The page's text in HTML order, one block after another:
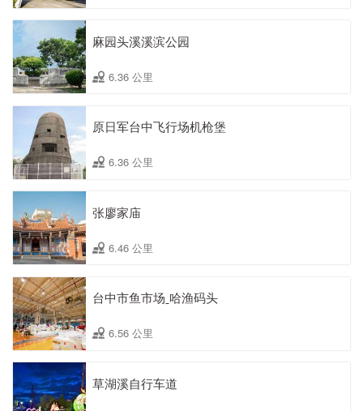
麻园头溪溪滨公园
6.36 公里
原日军台中飞行场机枪堡
6.36 公里
张廖家庙
6.46 公里
台中市鱼市场ˍ哈渔码头
6.56 公里
草湖溪自行车道